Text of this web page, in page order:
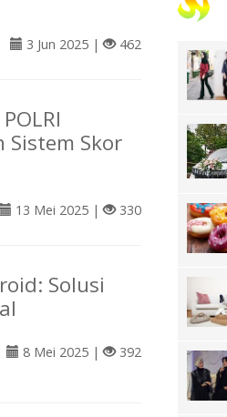
3 Jun 2025 | 462
Skor
13 Mei 2025 | 330
Solusi
8 Mei 2025 | 392